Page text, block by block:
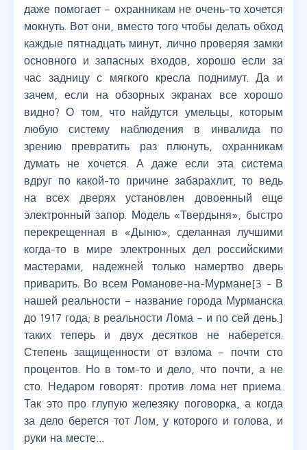
даже помогает – охранникам не очень-то хочется
мокнуть. Вот они, вместо того чтобы делать обход
каждые пятнадцать минут, лично проверяя замки
основного и запасных входов, хорошо если за
час задницу с мягкого кресла поднимут. Да и
зачем, если на обзорных экранах все хорошо
видно? О том, что найдутся умельцы, которым
любую систему наблюдения в инвалида по
зрению превратить раз плюнуть, охранникам
думать не хочется. А даже если эта система
вдруг по какой-то причине забарахлит, то ведь
на всех дверях установлен довоенный еще
электронный запор. Модель «Твердыня», быстро
перекрещенная в «Дыню», сделанная лучшими
когда-то в мире электронных дел российскими
мастерами, надежней только намертво дверь
приварить. Во всем Романове-на-Мурмане[3 - В
нашей реальности – название города Мурманска
до 1917 года; в реальности Лома – и по сей день.]
таких теперь и двух десятков не наберется.
Степень защищенности от взлома – почти сто
процентов. Но в том-то и дело, что почти, а не
сто. Недаром говорят: против лома нет приема.
Так это про глупую железяку поговорка, а когда
за дело берется тот Лом, у которого и голова, и
руки на месте…